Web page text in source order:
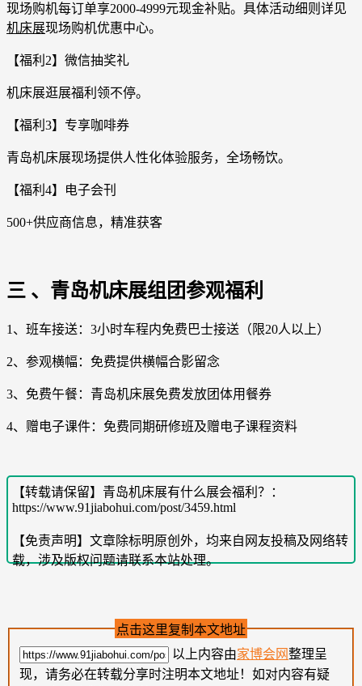
现场购机每订单享2000-4999元现金补贴。具体活动细则详见
机床展现场购机优惠中心。
【福利2】微信抽奖礼
机床展逛展福利领不停。
【福利3】专享咖啡券
青岛机床展现场提供人性化体验服务，全场畅饮。
【福利4】电子会刊
500+供应商信息，精准获客
三 、青岛机床展组团参观福利
1、班车接送：3小时车程内免费巴士接送（限20人以上）
2、参观横幅：免费提供横幅合影留念
3、免费午餐：青岛机床展免费发放团体用餐券
4、赠电子课件：免费同期研修班及赠电子课程资料
【转载请保留】青岛机床展有什么展会福利？：
https://www.91jiabohui.com/post/3459.html
【免责声明】文章除标明原创外，均来自网友投稿及网络转
载，涉及版权问题请联系本站处理。
点击这里复制本文地址
以上内容由家博会网整理呈
现，请务必在转载分享时注明本文地址！如对内容有疑